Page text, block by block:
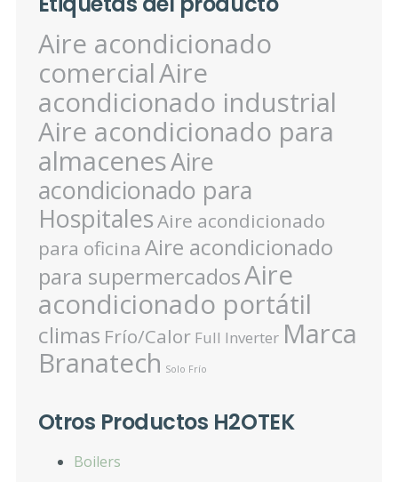
Aire acondicionado
comercialAire
acondicionado industrial
Aire acondicionado para
almacenesAire
acondicionado para
HospitalesAire acondicionado
para oficina Aire acondicionado
para supermercadosAire
acondicionado portátil
climas Frío/Calor Full Inverter Marca
Branatech Solo Frío
Otros Productos H2OTEK
Boilers